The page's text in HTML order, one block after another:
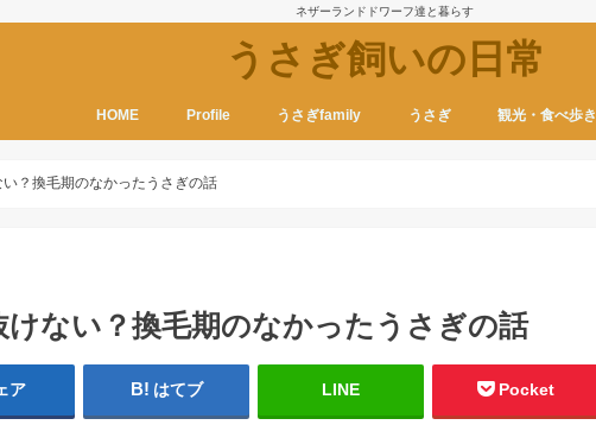
ネザーランドドワーフ達と暮らす
うさぎ飼いの日常
HOME Profile うさぎfamily うさぎ 観光・食べ歩き
？換毛期のなかったうさぎの話
けない？換毛期のなかったうさぎの話
ア はてブ LINE Pocket